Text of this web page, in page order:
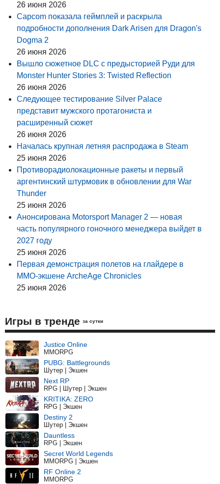
26 июня 2026
Capcom показала геймплей и раскрыла
подробности дополнения Dark Arisen для Dragon's
Dogma 2
26 июня 2026
Вышло сюжетное DLC с предысторией Руди для
Monster Hunter Stories 3: Twisted Reflection
26 июня 2026
Следующее тестирование Silver Palace
представит мужского протагониста и
расширенный сюжет
26 июня 2026
Началась крупная летняя распродажа в Steam
25 июня 2026
Противорадиолокационные ракеты и первый
аргентинский штурмовик в обновлении для War
Thunder
25 июня 2026
Анонсирована Motorsport Manager 2 — новая
часть популярного гоночного менеджера выйдет в
2027 году
25 июня 2026
Первая демонстрация полетов на глайдере в
MMO-экшене ArcheAge Chronicles
25 июня 2026
Игры в тренде за сутки
Justice Online
MMORPG
PUBG: Battlegrounds
Шутер | Экшен
Next RP
RPG | Шутер | Экшен
KRITIKA: ZERO
RPG | Экшен
Destiny 2
Шутер | Экшен
Dauntless
RPG | Экшен
Secret World Legends
MMORPG | Экшен
RF Online 2
MMORPG